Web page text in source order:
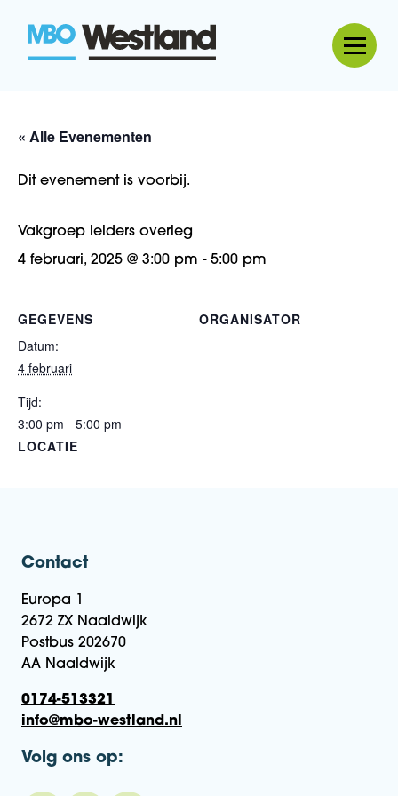
MBO Westland
« Alle Evenementen
Dit evenement is voorbij.
Vakgroep leiders overleg
4 februari, 2025 @ 3:00 pm - 5:00 pm
GEGEVENS
Datum:
4 februari
Tijd:
3:00 pm - 5:00 pm
LOCATIE
ORGANISATOR
Contact
Europa 1
2672 ZX Naaldwijk
Postbus 202670
AA Naaldwijk
0174-513321
info@mbo-westland.nl
Volg ons op: